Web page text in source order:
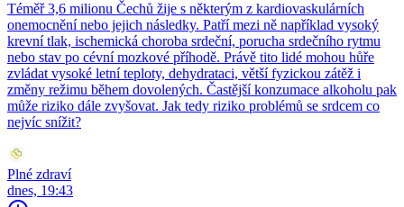
Téměř 3,6 milionu Čechů žije s některým z kardiovaskulárních
onemocnění nebo jejich následky. Patří mezi ně například vysoký
krevní tlak, ischemická choroba srdeční, porucha srdečního rytmu
nebo stav po cévní mozkové příhodě. Právě tito lidé mohou hůře
zvládat vysoké letní teploty, dehydrataci, větší fyzickou zátěž i
změny režimu během dovolených. Častější konzumace alkoholu pak
může riziko dále zvyšovat. Jak tedy riziko problémů se srdcem co
nejvíc snížit?
Plné zdraví
dnes, 19:43